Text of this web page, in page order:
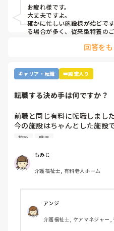
実務者研修, ユニット型特養,
お疲れ様です。
大丈夫ですよ。
確かに忙しい施設様が殆どで
る場合が多く、従来型特養の
施設様のレビューが書かれて
回答を
キャリア・転職 👑殿堂入り
転職する決め手は何ですか？
前職と同じ有料に転職しました
今の施設はちゃんとした施設で
いつもご機嫌を伺うみたいなと
あり、機嫌が悪いと理不尽に叱
みたいなとこがあり凹んだり
6月入社して最初は違い過ぎ
戸惑い、仕事を覚えるのが大
介護の仕事だけに集中出来る
有難いなと感謝しています。
施設 職場
もみじ
介護福祉士, 有料老人ホーム
アンジ
介護福祉士, ケアマネジャー